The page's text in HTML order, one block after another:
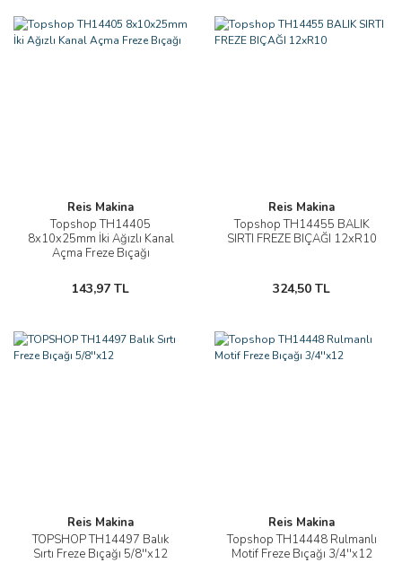
Reis Makina
Topshop TH14405
8x10x25mm İki Ağızlı Kanal
Açma Freze Bıçağı
143,97 TL
Reis Makina
Topshop TH14455 BALIK
SIRTI FREZE BIÇAĞI 12xR10
324,50 TL
Reis Makina
TOPSHOP TH14497 Balık
Sırtı Freze Bıçağı 5/8''x12
Reis Makina
Topshop TH14448 Rulmanlı
Motif Freze Bıçağı 3/4''x12